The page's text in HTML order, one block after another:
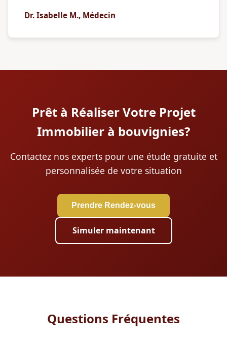
Dr. Isabelle M., Médecin
Prêt à Réaliser Votre Projet
Immobilier à bouvignies?
Contactez nos experts pour une étude gratuite et
personnalisée de votre situation
Prendre Rendez-vous
Simuler maintenant
Questions Fréquentes